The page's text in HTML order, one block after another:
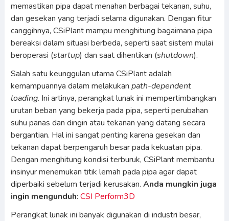
memastikan pipa dapat menahan berbagai tekanan, suhu,
dan gesekan yang terjadi selama digunakan. Dengan fitur
canggihnya, CSiPlant mampu menghitung bagaimana pipa
bereaksi dalam situasi berbeda, seperti saat sistem mulai
beroperasi (startup) dan saat dihentikan (shutdown).
Salah satu keunggulan utama CSiPlant adalah
kemampuannya dalam melakukan path-dependent
loading. Ini artinya, perangkat lunak ini mempertimbangkan
urutan beban yang bekerja pada pipa, seperti perubahan
suhu panas dan dingin atau tekanan yang datang secara
bergantian. Hal ini sangat penting karena gesekan dan
tekanan dapat berpengaruh besar pada kekuatan pipa.
Dengan menghitung kondisi terburuk, CSiPlant membantu
insinyur menemukan titik lemah pada pipa agar dapat
diperbaiki sebelum terjadi kerusakan. Anda mungkin juga
ingin mengunduh: CSI Perform3D
Perangkat lunak ini banyak digunakan di industri besar,